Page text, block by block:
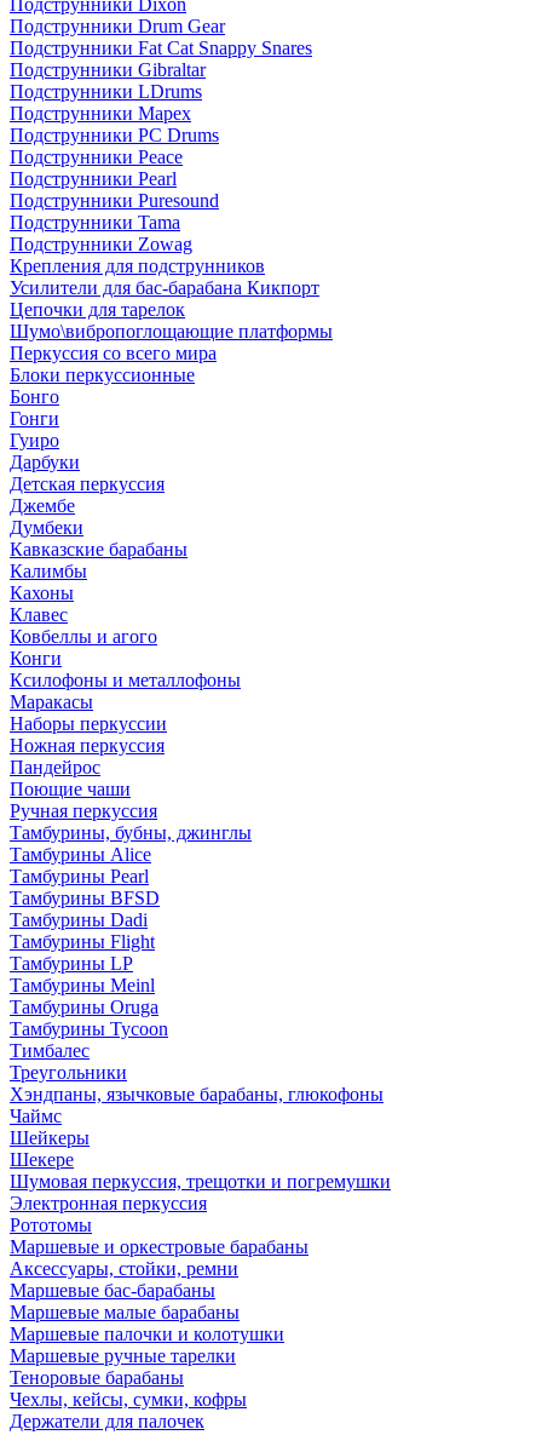
Подструнники Dixon
Подструнники Drum Gear
Подструнники Fat Cat Snappy Snares
Подструнники Gibraltar
Подструнники LDrums
Подструнники Mapex
Подструнники PC Drums
Подструнники Peace
Подструнники Pearl
Подструнники Puresound
Подструнники Tama
Подструнники Zowag
Крепления для подструнников
Усилители для бас-барабана Кикпорт
Цепочки для тарелок
Шумо\вибропоглощающие платформы
Перкуссия со всего мира
Блоки перкуссионные
Бонго
Гонги
Гуиро
Дарбуки
Детская перкуссия
Джембе
Думбеки
Кавказские барабаны
Калимбы
Кахоны
Клавес
Ковбеллы и агого
Конги
Ксилофоны и металлофоны
Маракасы
Наборы перкуссии
Ножная перкуссия
Пандейрос
Поющие чаши
Ручная перкуссия
Тамбурины, бубны, джинглы
Тамбурины Alice
Тамбурины Pearl
Тамбурины BFSD
Тамбурины Dadi
Тамбурины Flight
Тамбурины LP
Тамбурины Meinl
Тамбурины Oruga
Тамбурины Tycoon
Тимбалес
Треугольники
Хэндпаны, язычковые барабаны, глюкофоны
Чаймс
Шейкеры
Шекере
Шумовая перкуссия, трещотки и погремушки
Электронная перкуссия
Рототомы
Маршевые и оркестровые барабаны
Аксессуары, стойки, ремни
Маршевые бас-барабаны
Маршевые малые барабаны
Маршевые палочки и колотушки
Маршевые ручные тарелки
Теноровые барабаны
Чехлы, кейсы, сумки, кофры
Держатели для палочек